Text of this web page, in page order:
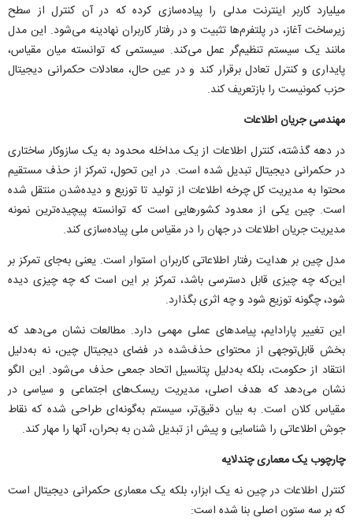
میلیارد کاربر اینترنت مدلی را پیاده‌سازی کرده که در آن کنترل از سطح
زیرساخت آغاز، در پلتفرم‌ها تثبیت و در رفتار کاربران نهادینه می‌شود. این مدل
مانند یک سیستم تنظیم‌گر عمل می‌کند. سیستمی که توانسته میان مقیاس،
پایداری و کنترل تعادل برقرار کند و در عین حال، معادلات حکمرانی دیجیتال
حزب کمونیست را بازتعریف کند.
مهندسی جریان اطلاعات
در دهه گذشته، کنترل اطلاعات از یک مداخله محدود به یک سازوکار ساختاری
در حکمرانی دیجیتال تبدیل شده است. در این تحول، تمرکز از حذف مستقیم
محتوا به مدیریت کل چرخه اطلاعات از تولید تا توزیع و دیده‌شدن منتقل شده
است. چین یکی از معدود کشور‌هایی است که توانسته پیچیده‌ترین نمونه
مدیریت جریان اطلاعات در جهان را در مقیاس ملی پیاده‌سازی کند.
مدل چین بر هدایت رفتار اطلاعاتی کاربران استوار است. یعنی به‌جای تمرکز بر
این‌که چه چیزی قابل دسترسی باشد، تمرکز بر این است که چه چیزی دیده
شود، چگونه توزیع شود و چه اثری بگذارد.
این تغییر پارادایم، پیامد‌های عملی مهمی دارد. مطالعات نشان می‌دهد که
بخش قابل‌توجهی از محتوای حذف‌شده در فضای دیجیتال چین، نه به‌دلیل
انتقاد از حکومت، بلکه به‌دلیل پتانسیل اتحاد جمعی حذف می‌شود. این الگو
نشان می‌دهد که هدف اصلی، مدیریت ریسک‌های اجتماعی و سیاسی در
مقیاس کلان است. به بیان دقیق‌تر، سیستم به‌گونه‌ای طراحی شده که نقاط
جوش اطلاعاتی را شناسایی و پیش از تبدیل شدن به بحران، آنها را مهار کند.
چارچوب یک معماری چندلایه
کنترل اطلاعات در چین نه یک ابزار، بلکه یک معماری حکمرانی دیجیتال است
که بر سه ستون اصلی بنا شده است: